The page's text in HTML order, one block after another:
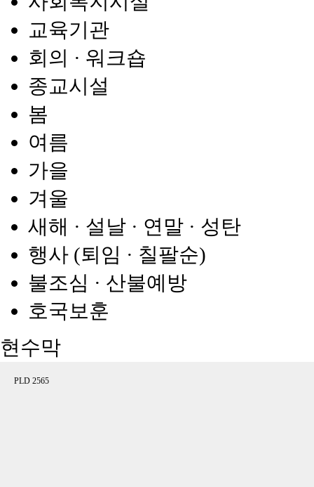
교육기관
회의 · 워크숍
종교시설
봄
여름
가을
겨울
새해 · 설날 · 연말 · 성탄
행사 (퇴임 · 칠팔순)
불조심 · 산불예방
호국보훈
현수막
PLD 2565